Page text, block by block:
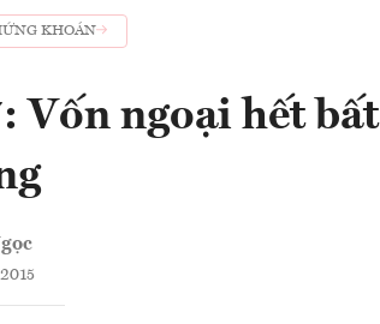
KHOÁN
Vốn ngoại hết bất